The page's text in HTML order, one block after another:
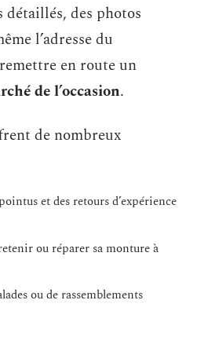
détaillés, des photos
l’adresse du
en route un
de l’occasion.
de nombreux
et des retours d’expérience
ou réparer sa monture à
ou de rassemblements